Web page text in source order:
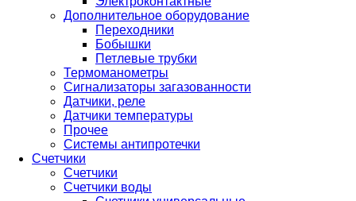
Дополнительное оборудование
Переходники
Бобышки
Петлевые трубки
Термоманометры
Сигнализаторы загазованности
Датчики, реле
Датчики температуры
Прочее
Системы антипротечки
Счетчики
Счетчики
Счетчики воды